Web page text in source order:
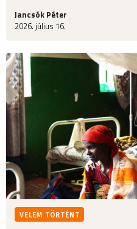
Jancsók Péter
2026. július 16.
VELEM TÖRTÉNT